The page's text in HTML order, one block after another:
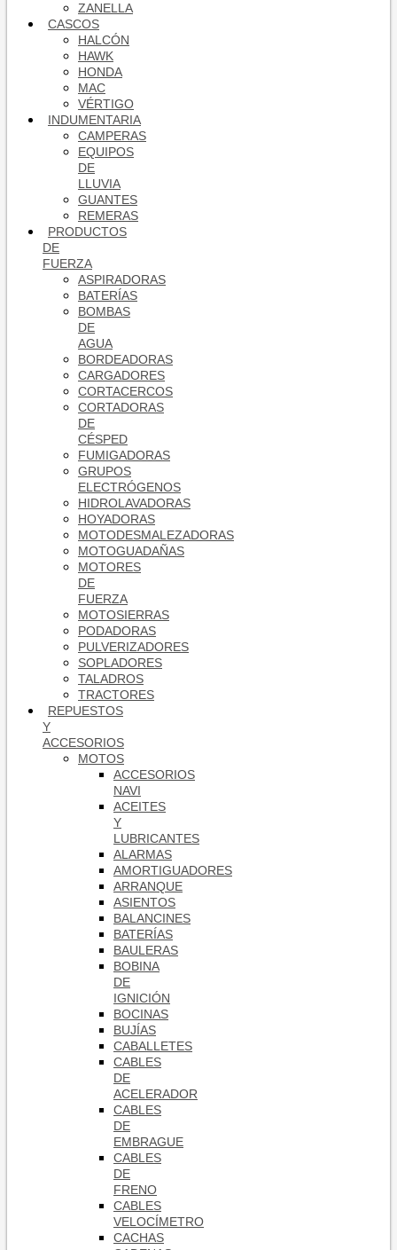
ZANELLA
CASCOS
HALCÓN
HAWK
HONDA
MAC
VÉRTIGO
INDUMENTARIA
CAMPERAS
EQUIPOS
DE
LLUVIA
GUANTES
REMERAS
PRODUCTOS
DE
FUERZA
ASPIRADORAS
BATERÍAS
BOMBAS
DE
AGUA
BORDEADORAS
CARGADORES
CORTACERCOS
CORTADORAS
DE
CÉSPED
FUMIGADORAS
GRUPOS
ELECTRÓGENOS
HIDROLAVADORAS
HOYADORAS
MOTODESMALEZADORAS
MOTOGUADAÑAS
MOTORES
DE
FUERZA
MOTOSIERRAS
PODADORAS
PULVERIZADORES
SOPLADORES
TALADROS
TRACTORES
REPUESTOS
Y
ACCESORIOS
MOTOS
ACCESORIOS
NAVI
ACEITES
Y
LUBRICANTES
ALARMAS
AMORTIGUADORES
ARRANQUE
ASIENTOS
BALANCINES
BATERÍAS
BAULERAS
BOBINA
DE
IGNICIÓN
BOCINAS
BUJÍAS
CABALLETES
CABLES
DE
ACELERADOR
CABLES
DE
EMBRAGUE
CABLES
DE
FRENO
CABLES
VELOCÍMETRO
CACHAS